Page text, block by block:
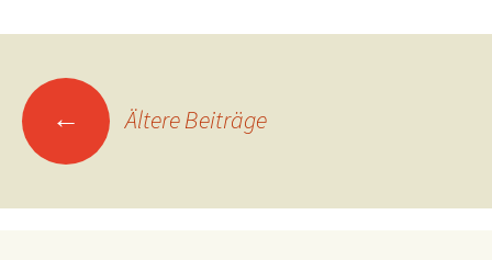
Beitragsnavigation
← Ältere Beiträge